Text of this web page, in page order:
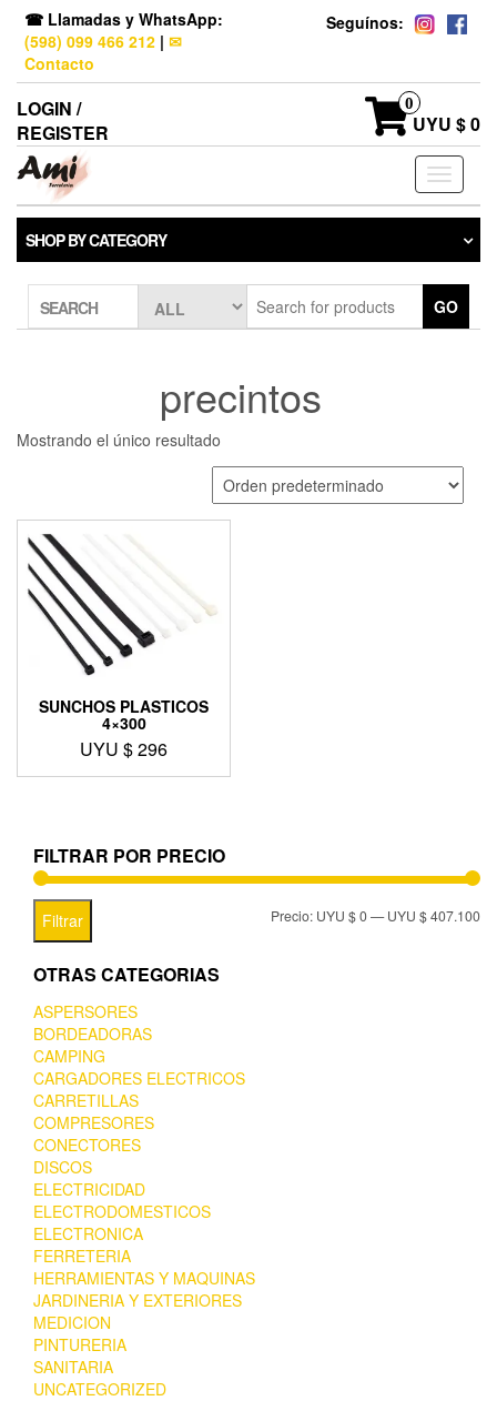
☎ Llamadas y WhatsApp:
(598) 099 466 212 | ✉
Contacto
Seguínos:
LOGIN /
REGISTER
0
UYU $ 0
Toggle
SHOP BY CATEGORY
SEARCH GO
precintos
Mostrando el único resultado
SUNCHOS PLASTICOS
4×300
UYU $296
FILTRAR POR PRECIO
Filtrar Precio: UYU $ 0—UYU $ 407.100
OTRAS CATEGORIAS
ASPERSORES
BORDEADORAS
CAMPING
CARGADORES ELECTRICOS
CARRETILLAS
COMPRESORES
CONECTORES
DISCOS
ELECTRICIDAD
ELECTRODOMESTICOS
ELECTRONICA
FERRETERIA
HERRAMIENTAS Y MAQUINAS
JARDINERIA Y EXTERIORES
MEDICION
PINTURERIA
SANITARIA
UNCATEGORIZED